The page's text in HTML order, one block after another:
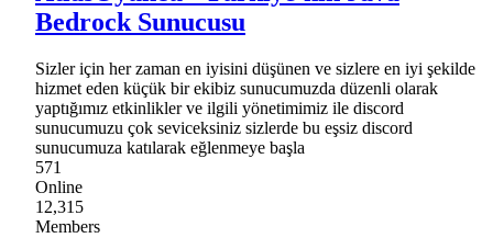
Bedrock Sunucusu
Sizler için her zaman en iyisini düşünen ve sizlere en iyi şekilde
hizmet eden küçük bir ekibiz sunucumuzda düzenli olarak
yaptığımız etkinlikler ve ilgili yönetimimiz ile discord
sunucumuzu çok seviceksiniz sizlerde bu eşsiz discord
sunucumuza katılarak eğlenmeye başla
571
Online
12,315
Members